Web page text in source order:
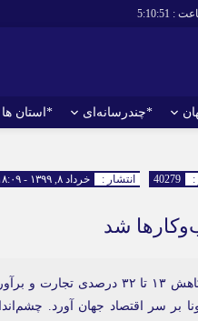
:
5:10:52
*چندرسانه‌ای *استان ها
بانک ها
اخبار بورس
ارتباطات و
انتشار : خرداد ۸, ۱۳۹۹ - ۱۸:۰۹ :
40279
شد
احتمال سقوط ۵۰۰ میلیون نفر به زیر خط فقر، انتظار کاهش سه درصدی در تولید، پیش‌بینی کاهش ۱۳ تا ۳۲ درصدی
بر ‌سر اقتصاد جهان آورد.